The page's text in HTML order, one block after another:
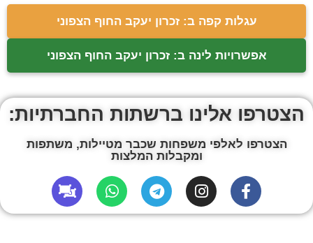
עגלות קפה ב: זכרון יעקב החוף הצפוני
אפשרויות לינה ב: זכרון יעקב החוף הצפוני
הצטרפו אלינו ברשתות החברתיות:
הצטרפו לאלפי משפחות שכבר מטיילות, משתפות
ומקבלות המלצות